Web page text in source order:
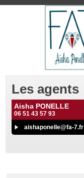
Les agents
Aisha PONELLE
06 51 43 57 93
aishaponelle@fa-7.fr